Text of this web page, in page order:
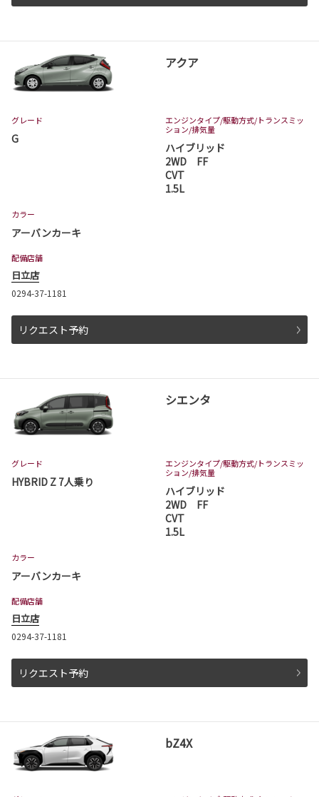
カローラ クロスが一部改良・特別仕様車
Z❝Adventure❞を発表
カローラ クロスが一部改良・特別仕様車Z❝Adv
プリウス 一部改良
プリウスが一部改良となりました。
プリウスは茨城トヨタから。
詳しくはこちら
2026-06-18
ハイエース ワゴン 一部改良
詳しくはこちら
ハイエース バン 一部改良
ハイエース バンが一部改良となりました。
2026-06-18
ハイエース コミューター 一部改良
ハイエース コミューターが一部改良となりまし
た。
ハイエース コミューターは茨城トヨタから。
詳しくはこちら
2026-06-04
ピクシスバン 一部改良
ピクシスバンが一部改良となりました。
ピクシスバンは茨城トヨタから。
アクア
グレード
G
エンジンタイプ/駆動方式/トランスミッ
ション/排気量
ハイブリッド
2WD FF
CVT
1.5L
カラー
アーバンカーキ
配備店舗
日立店
0294-37-1181
リクエスト予約
シエンタ
グレード
HYBRID Z 7人乗り
エンジンタイプ/駆動方式/トランスミッ
ション/排気量
ハイブリッド
2WD FF
CVT
1.5L
カラー
アーバンカーキ
配備店舗
日立店
0294-37-1181
リクエスト予約
bZ4X